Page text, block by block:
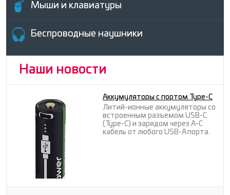
Мыши и клавиатуры
Беcпроводные наушники
Наши новости
Аккумуляторы с портом Type-C
Литий-ионные аккумуляторы со
встроенным разъемом USB-C
(Type-C) и зарядом через A-C
кабель от любого USB-A порта.